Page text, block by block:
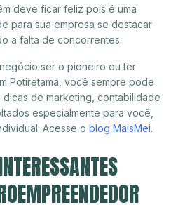
deve ficar feliz pois é uma
para sua empresa se destacar
a falta de concorrentes.
ser o pioneiro ou ter
Potiretama, você sempre pode
de marketing, contabilidade
especialmente para você,
Acesse o blog MaisMei.